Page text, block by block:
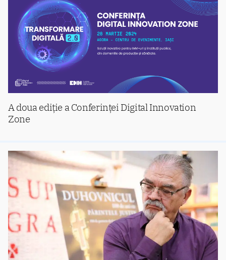
A doua ediție a Conferinței Digital Innovation
Zone